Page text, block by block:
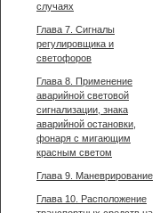
случаях
Глава 7. Сигналы
регулировщика и
светофоров
Глава 8. Применение
аварийной световой
сигнализации, знака
аварийной остановки,
фонаря с мигающим
красным светом
Глава 9. Маневрирование
Глава 10. Расположение